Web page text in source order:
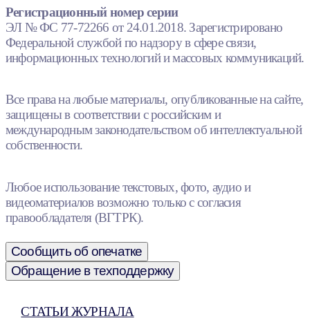
Регистрационный номер серии
ЭЛ № ФС 77-72266 от 24.01.2018. Зарегистрировано
Федеральной службой по надзору в сфере связи,
информационных технологий и массовых коммуникаций.
Все права на любые материалы, опубликованные на сайте,
защищены в соответствии с российским и
международным законодательством об интеллектуальной
собственности.
Любое использование текстовых, фото, аудио и
видеоматериалов возможно только с согласия
правообладателя (ВГТРК).
Сообщить об опечатке
Обращение в техподдержку
СТАТЬИ ЖУРНАЛА